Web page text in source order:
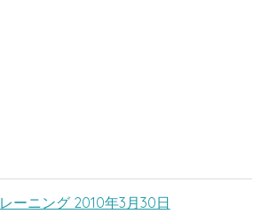
ーニング 2010年3月30日